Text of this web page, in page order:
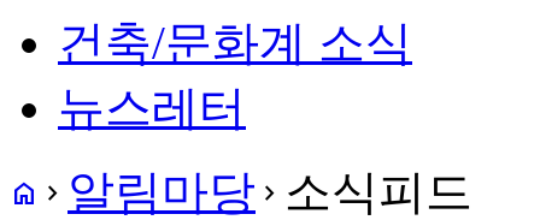
건축/문화계 소식
뉴스레터
home navigate_next 알림마당 navigate_next 소식피드